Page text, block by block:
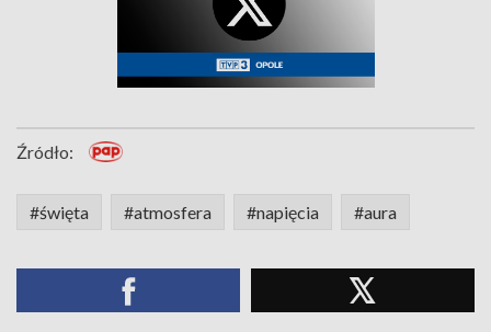
Źródło:
#święta #atmosfera #napięcia #aura